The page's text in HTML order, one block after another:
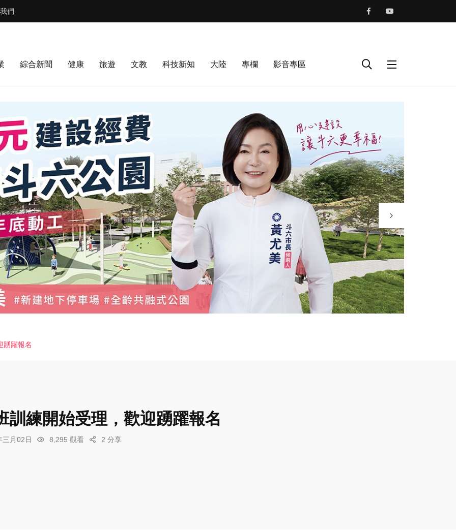
們
綜合新聞 健康 旅遊 文教 科技新知 大陸 專欄 影音專區
踴躍報名
訓練開始受理，歡迎踴躍報名
三月02日 8,295 觀看 2 分享